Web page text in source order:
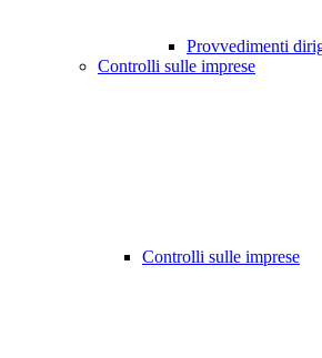
Provvedimenti
Controlli sulle imprese
Controlli sulle imprese